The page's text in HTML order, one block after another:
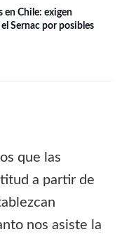
en Chile: exigen
Sernac por posibles
que las
a partir de
nos asiste la